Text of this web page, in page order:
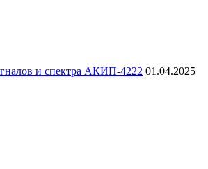
и спектра АКИП-4222 01.04.2025